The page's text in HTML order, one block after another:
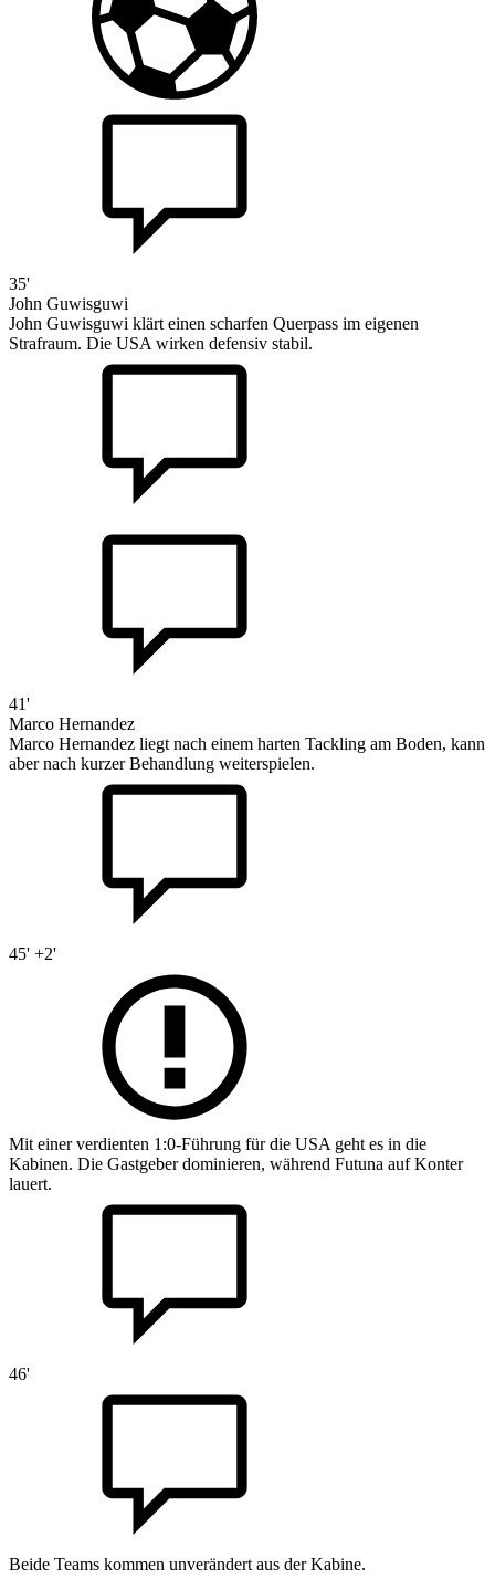
35'
John Guwisguwi
John Guwisguwi klärt einen scharfen Querpass im eigenen
Strafraum. Die USA wirken defensiv stabil.
41'
Marco Hernandez
Marco Hernandez liegt nach einem harten Tackling am Boden, kann
aber nach kurzer Behandlung weiterspielen.
45' +2'
Mit einer verdienten 1:0-Führung für die USA geht es in die
Kabinen. Die Gastgeber dominieren, während Futuna auf Konter
lauert.
46'
Beide Teams kommen unverändert aus der Kabine.